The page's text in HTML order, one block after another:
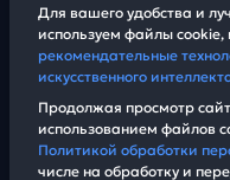
Для вашего удобства и
используем файлы
рекомендательные
искусственного
Продолжая просмотр
использованием файлов
Политикой обработки
числе на обработку и